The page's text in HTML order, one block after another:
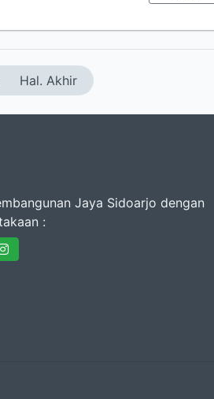
Hal. Akhir
Jaya Sidoarjo dengan
: